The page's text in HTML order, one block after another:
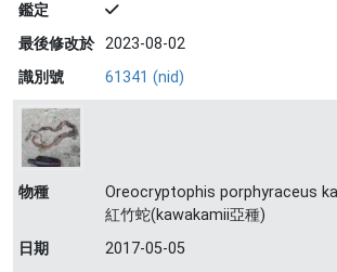
鑑定
最後修改於 2023-08-02
識別號
61341 (nid)
物種
Oreocryptophis porphyraceus
紅竹蛇(kawakamii亞種)
日期
2017-05-05